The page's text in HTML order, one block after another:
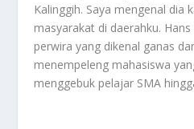
Kalinggih. Saya mengenal dia
masyarakat di daerahku.
perwira yang dikenal ganas
menempeleng mahasiswa
menggebuk pelajar SMA